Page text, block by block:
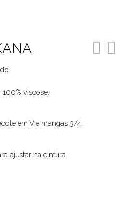
100% viscose.
em V e mangas 3/4.
ajustar na cintura.